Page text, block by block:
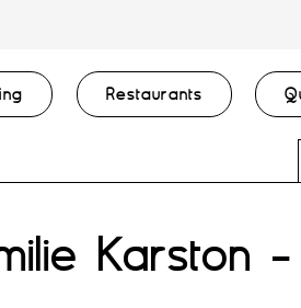
Restaurants
Karston